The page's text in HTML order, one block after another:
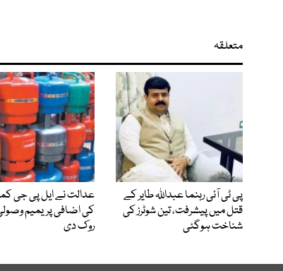
متعلقہ
پی ٹی آئی رہنما عبداللہ طایر کے
قتل میں پیشرفت، تین شوٹرز کی
شناخت ہوگئی
عدالت نے ایل پی جی
کی اضافی پریمیم
روک دی